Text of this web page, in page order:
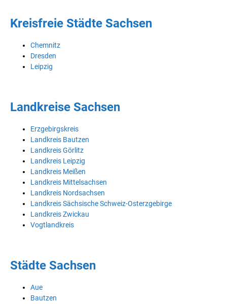
Kreisfreie Städte Sachsen
Chemnitz
Dresden
Leipzig
Landkreise Sachsen
Erzgebirgskreis
Landkreis Bautzen
Landkreis Görlitz
Landkreis Leipzig
Landkreis Meißen
Landkreis Mittelsachsen
Landkreis Nordsachsen
Landkreis Sächsische Schweiz-Osterzgebirge
Landkreis Zwickau
Vogtlandkreis
Städte Sachsen
Aue
Bautzen